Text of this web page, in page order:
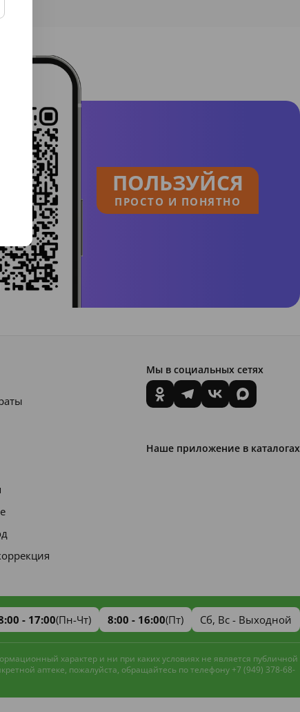
ПОЛЬЗУЙСЯ
ПРОСТО И ПОНЯТНО
Мы в социальных сетях
Наше приложение в каталогах
- 17:00(Пн-Чт) 8:00 - 16:00(Пт) Сб, Вс - Выходной
характер и ни при каких условиях не является публичной
аптеке, пожалуйста, обращайтесь по телефону +7 (949) 378-68-
сайт использует файлы cookie и